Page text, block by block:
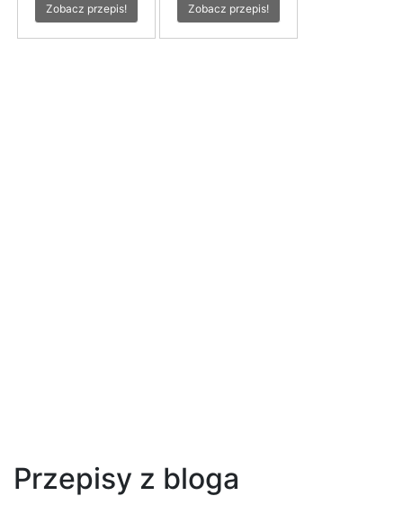
Zobacz przepis! Zobacz przepis!
Przepisy z bloga